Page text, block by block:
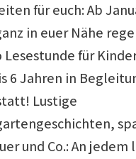
für euch: Ab
in euer Nähe
für
6 Jahren in
Lustige
und Co.: An